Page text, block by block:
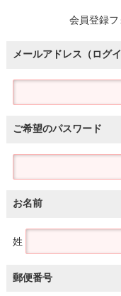
会員登録フ
メールアドレス（ログイ
ご希望のパスワード
お名前
姓
郵便番号